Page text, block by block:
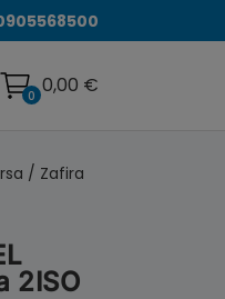
0 0,00 €
/ Zafira
2ISO